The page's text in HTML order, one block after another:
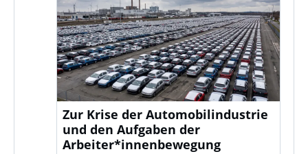
Zur Krise der Automobilindustrie
und den Aufgaben der
Arbeiter*innenbewegung